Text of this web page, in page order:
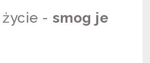
- smog je